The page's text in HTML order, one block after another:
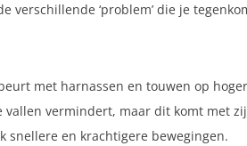
‘problem’ die je
met harnassen en touwen op
vermindert, maar dit komt met
snellere en krachtigere bewegingen.